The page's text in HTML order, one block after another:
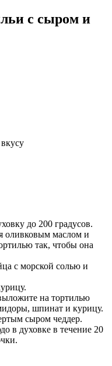
с сыром и
до 200 градусов.
оливковым маслом и
так, чтобы она
с морской солью и
на тортилью
шпинат и курицу.
сыром чеддер.
в духовке в течение 20